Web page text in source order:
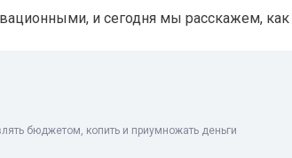
и сегодня мы расскажем,
бюджетом, копить и приумножать деньги